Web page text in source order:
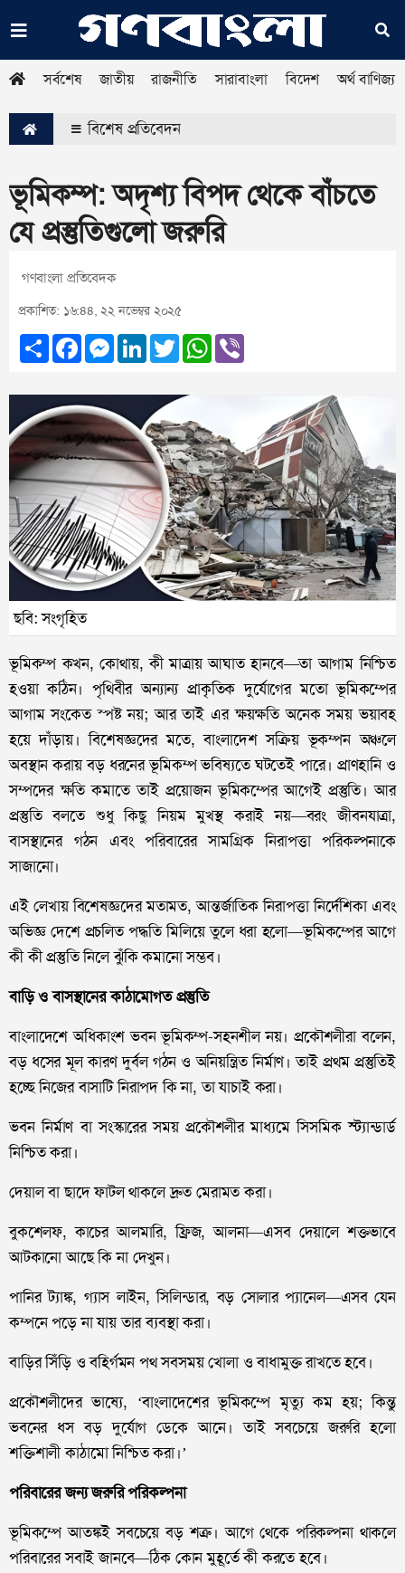
সর্বশেষ জাতীয় রাজনীতি সারাবাংলা বিদেশ অর্থ বাণিজ্য
বিশেষ প্রতিবেদন
ভূমিকম্প: অদৃশ্য বিপদ থেকে বাঁচতে
যে প্রস্তুতিগুলো জরুরি
গণবাংলা প্রতিবেদক
প্রকাশিত: ১৬:৪৪, ২২ নভেম্বর ২০২৫
ShareFacebookMessenger
LinkedInTwitterWhatsApp
ছবি: সংগৃহিত
ভূমিকম্প কখন, কোথায়, কী মাত্রায় আঘাত হানবে—তা আগাম নিশ্চিত
হওয়া কঠিন। পৃথিবীর অন্যান্য প্রাকৃতিক দুর্যোগের মতো ভূমিকম্পের
আগাম সংকেত স্পষ্ট নয়; আর তাই এর ক্ষয়ক্ষতি অনেক সময় ভয়াবহ
হয়ে দাঁড়ায়। বিশেষজ্ঞদের মতে, বাংলাদেশ সক্রিয় ভূকম্পন অঞ্চলে
অবস্থান করায় বড় ধরনের ভূমিকম্প ভবিষ্যতে ঘটতেই পারে। প্রাণহানি ও
সম্পদের ক্ষতি কমাতে তাই প্রয়োজন ভূমিকম্পের আগেই প্রস্তুতি। আর
প্রস্তুতি বলতে শুধু কিছু নিয়ম মুখস্থ করাই নয়—বরং জীবনযাত্রা,
বাসস্থানের গঠন এবং পরিবারের সামগ্রিক নিরাপত্তা পরিকল্পনাকে
সাজানো।
এই লেখায় বিশেষজ্ঞদের মতামত, আন্তর্জাতিক নিরাপত্তা নির্দেশিকা এবং
অভিজ্ঞ দেশে প্রচলিত পদ্ধতি মিলিয়ে তুলে ধরা হলো—ভূমিকম্পের আগে
কী কী প্রস্তুতি নিলে ঝুঁকি কমানো সম্ভব।
বাড়ি ও বাসস্থানের কাঠামোগত প্রস্তুতি
বাংলাদেশে অধিকাংশ ভবন ভূমিকম্প-সহনশীল নয়। প্রকৌশলীরা বলেন,
বড় ধসের মূল কারণ দুর্বল গঠন ও অনিয়ন্ত্রিত নির্মাণ। তাই প্রথম প্রস্তুতিই
হচ্ছে নিজের বাসাটি নিরাপদ কি না, তা যাচাই করা।
ভবন নির্মাণ বা সংস্কারের সময় প্রকৌশলীর মাধ্যমে সিসমিক স্ট্যান্ডার্ড
নিশ্চিত করা।
দেয়াল বা ছাদে ফাটল থাকলে দ্রুত মেরামত করা।
বুকশেলফ, কাচের আলমারি, ফ্রিজ, আলনা—এসব দেয়ালে শক্তভাবে
আটকানো আছে কি না দেখুন।
পানির ট্যাঙ্ক, গ্যাস লাইন, সিলিন্ডার, বড় সোলার প্যানেল—এসব যেন
কম্পনে পড়ে না যায় তার ব্যবস্থা করা।
বাড়ির সিঁড়ি ও বহির্গমন পথ সবসময় খোলা ও বাধামুক্ত রাখতে হবে।
প্রকৌশলীদের ভাষ্যে, ‘বাংলাদেশের ভূমিকম্পে মৃত্যু কম হয়; কিন্তু
ভবনের ধস বড় দুর্যোগ ডেকে আনে। তাই সবচেয়ে জরুরি হলো
শক্তিশালী কাঠামো নিশ্চিত করা।’
পরিবারের জন্য জরুরি পরিকল্পনা
ভূমিকম্পে আতঙ্কই সবচেয়ে বড় শত্রু। আগে থেকে পরিকল্পনা থাকলে
পরিবারের সবাই জানবে—ঠিক কোন মুহূর্তে কী করতে হবে।